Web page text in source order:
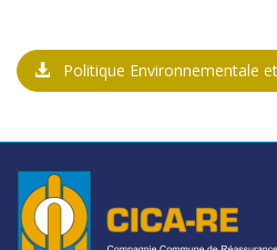
Politique Environnementale et